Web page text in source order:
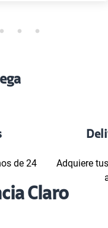
de 24
Adquiere
Claro